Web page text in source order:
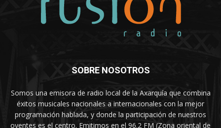
SOBRE NOSOTROS
Somos una emisora de radio local de la Axarquía que combina
éxitos musicales nacionales a internacionales con la mejor
programación hablada, y donde la participación de nuestros
oyentes es el centro. Emitimos en el 96.2 FM (Zona oriental de